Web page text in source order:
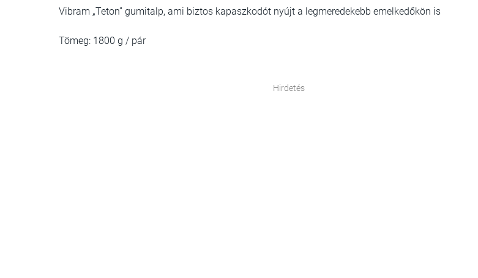
Vibram „Teton” gumitalp, ami biztos kapaszkodót nyújt a legmeredekebb emelkedőkön is
Tömeg: 1800 g / pár
Hirdetés